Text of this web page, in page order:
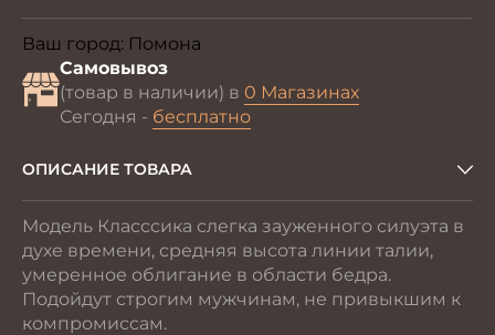
Ваш город: Помона
Самовывоз
(товар в наличии) в 0 Магазинах
Сегодня - бесплатно
ОПИСАНИЕ ТОВАРА
Модель Класссика слегка зауженного силуэта в
духе времени, средняя высота линии талии,
умеренное облигание в области бедра.
Подойдут строгим мужчинам, не привыкшим к
компромиссам.